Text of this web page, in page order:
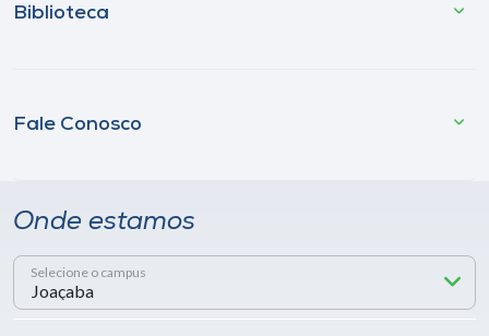
Biblioteca
Fale Conosco
Onde estamos
Selecione o campus